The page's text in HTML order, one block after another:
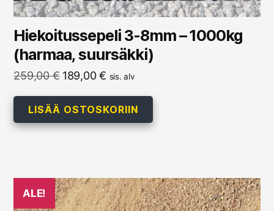
Hiekoitussepeli 3-8mm – 1000kg
(harmaa, suursäkki)
259,00€ Alkuperäinen
oli:
259,00 €.
189,00€Nykyinen
on:
189,00 €.
sis. alv
LISÄÄ OSTOSKORIIN
ALE!